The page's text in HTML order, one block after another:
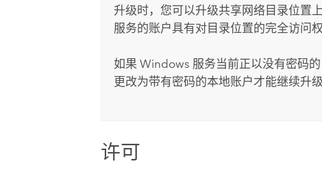
升级时，您可以升级共享网络目录位置
服务的账户具有对目录位置的完全访问权
如果 Windows 服务当前正以没有密码
更改为带有密码的本地账户才能继续升级
许可